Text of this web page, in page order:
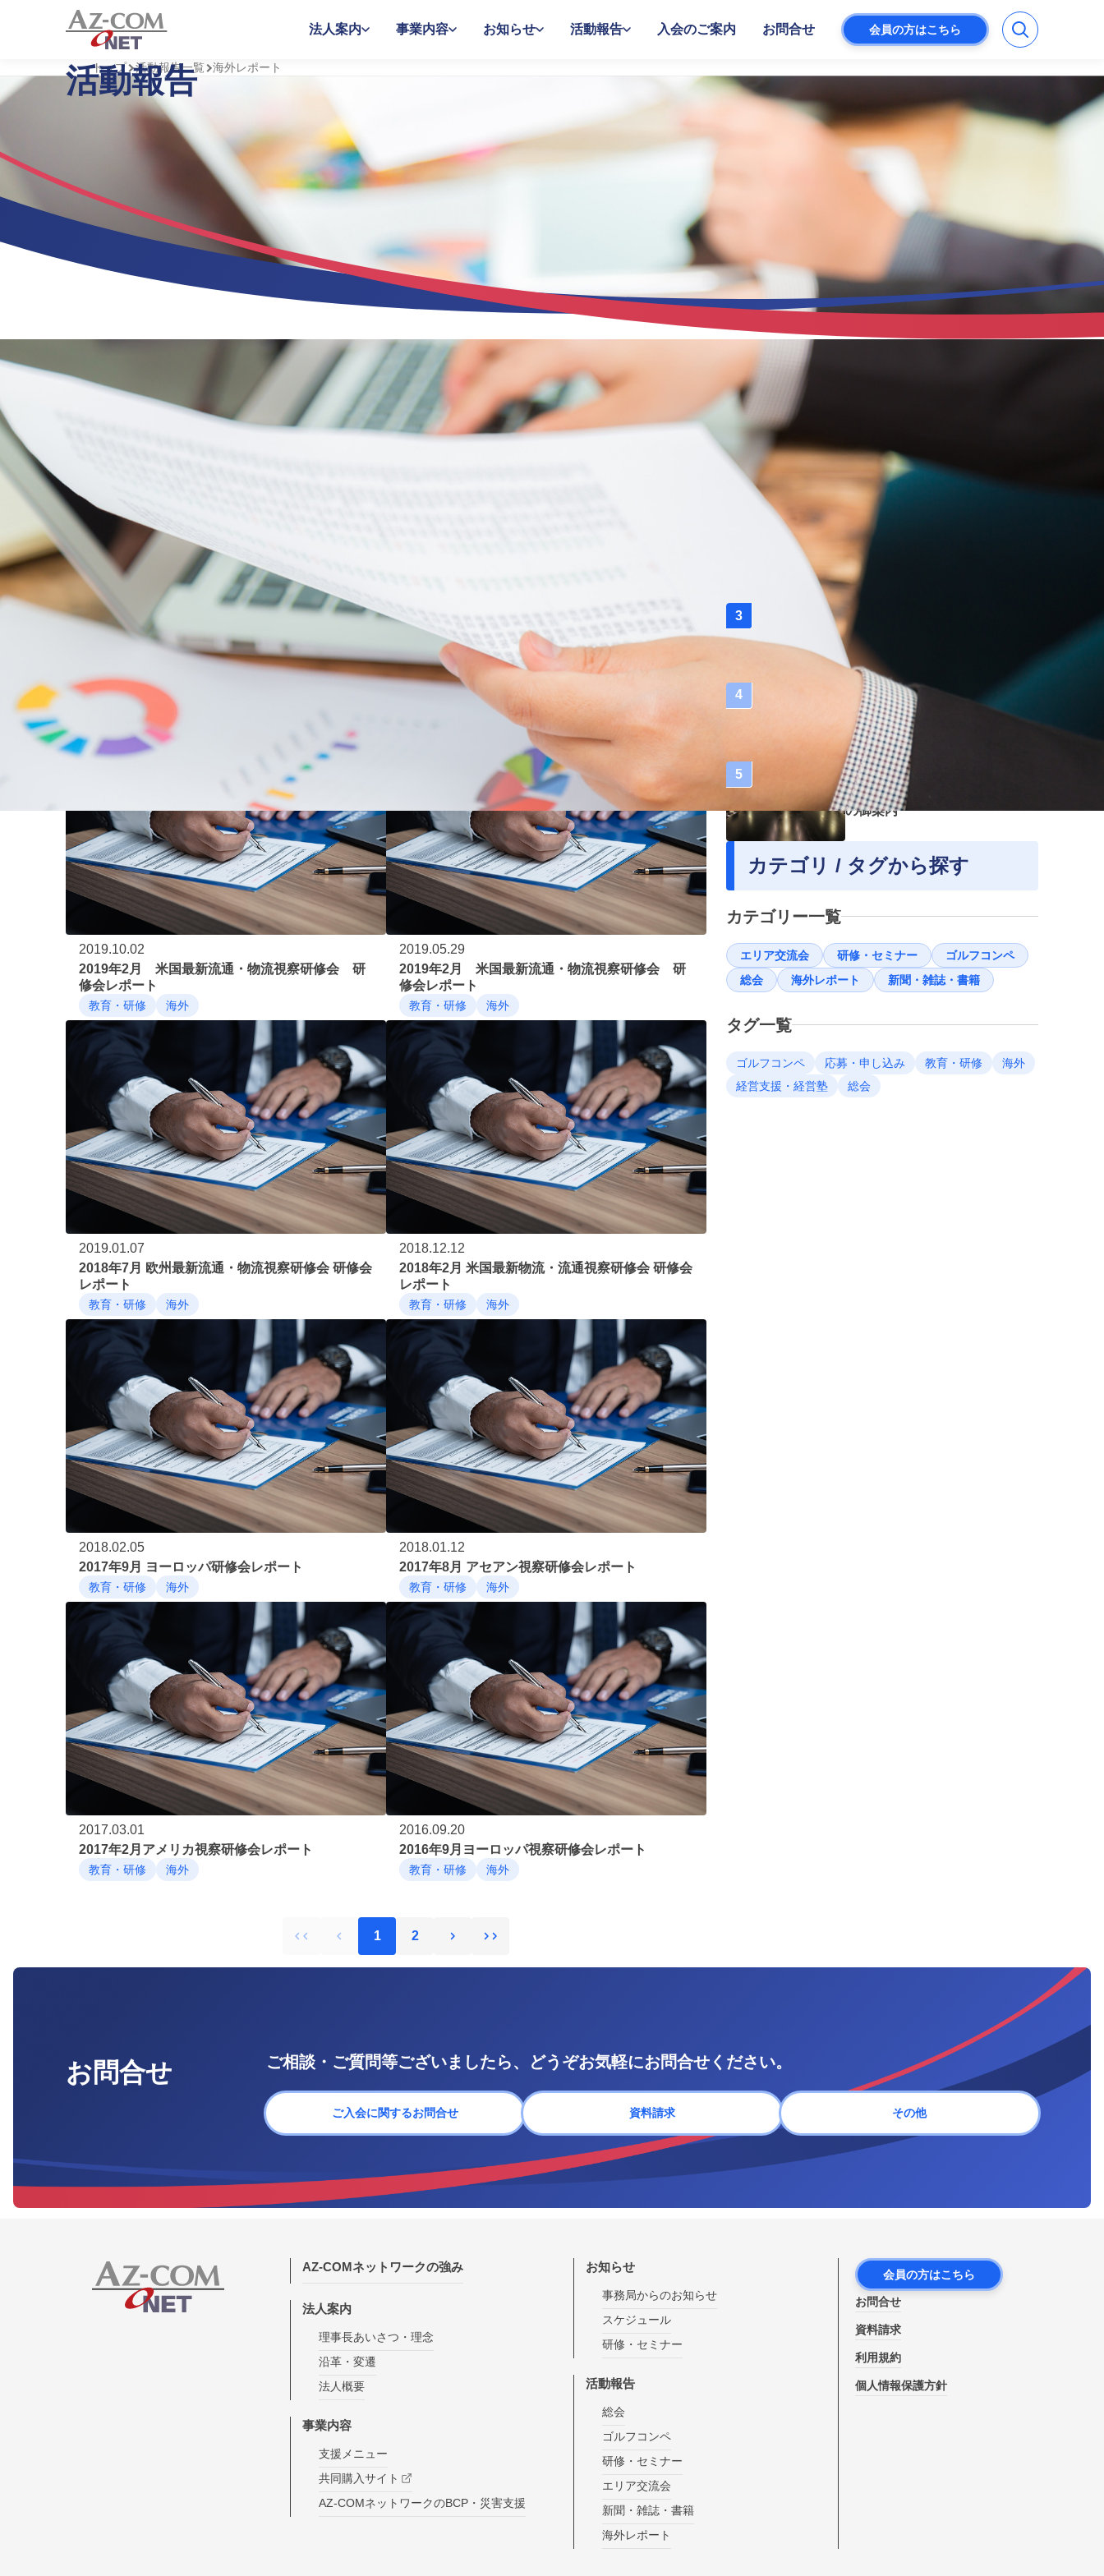
法人案内 事業内容 お知らせ 活動報告 入会のご案内 お問合せ 会員の方はこちら
トップ 活動報告一覧 海外レポート
活動報告
【海外レポート】に関連する活動報告
『インドネシア視察研修会』のご案内
応募・申し込み
2020.03.23
2019年9月 中国最新流通・物流視察研修会 記
念レポート
海外
2019.10.02
2019年2月 米国最新流通・物流視察研修会 研
修会レポート
教育・研修 海外
2019.05.29
2019年2月 米国最新流通・物流視察研修会 研
修会レポート
教育・研修 海外
2019.01.07
2018年7月 欧州最新流通・物流視察研修会 研修会
レポート
教育・研修 海外
2018.12.12
2018年2月 米国最新物流・流通視察研修会 研修会
レポート
教育・研修 海外
2018.02.05
2017年9月 ヨーロッパ研修会レポート
教育・研修 海外
2018.01.12
2017年8月 アセアン視察研修会レポート
教育・研修 海外
2017.03.01
2017年2月アメリカ視察研修会レポート
教育・研修 海外
2016.09.20
2016年9月ヨーロッパ視察研修会レポート
教育・研修 海外
1 2
閲覧ランキング
2026.06.15
第10回通常会員総会を実施いた
しました
ジャパントラックショー2026に
参加いたしました。
3
2026.05.01
第10回通常総会 6月12日(金)開催
の御案内
4
2026.03.24
第19回パートナー企業研修会
5
2025.05.22
第9回通常総会 6月11日(水)開催
の御案内
カテゴリ / タグから探す
カテゴリー一覧
エリア交流会 研修・セミナー
ゴルフコンペ
総会
海外レポート 新聞・雑誌・書籍
タグ一覧
ゴルフコンペ 応募・申し込み 教育・研修
海外
経営支援・経営塾
総会
お問合せ ご相談・ご質問等ございましたら、どうぞお気軽にお問合せください。
ご入会に関するお問合せ 資料請求 その他
AZ-COMネットワークの強み
法人案内
理事長あいさつ・理念
沿革・変遷
法人概要
事業内容
支援メニュー
共同購入サイト
AZ-COMネットワークのBCP・災害支援
お知らせ
事務局からのお知らせ
スケジュール
研修・セミナー
活動報告
総会
ゴルフコンペ
研修・セミナー
エリア交流会
新聞・雑誌・書籍
海外レポート
会員の方はこちら
お問合せ
資料請求
利用規約
個人情報保護方針